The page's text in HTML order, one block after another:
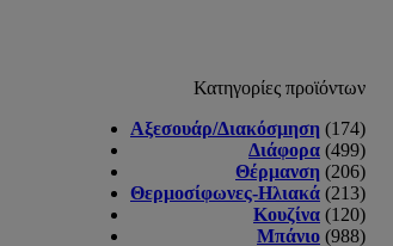
Κατηγορίες προϊόντων
Αξεσουάρ/Διακόσμηση (174)
Διάφορα (499)
Θέρμανση (206)
Θερμοσίφωνες-Ηλιακά (213)
Κουζίνα (120)
Μπάνιο (988)